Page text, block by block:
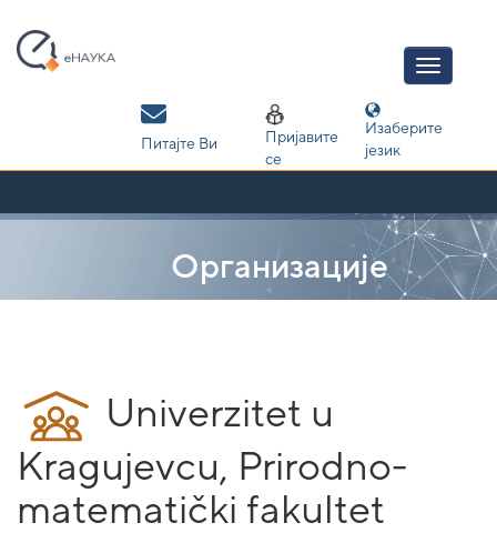
navigation
Питајте Ви
Пријавите
се
Изаберите
језик
Организације
Univerzitet u
Kragujevcu, Prirodno-
matematički fakultet